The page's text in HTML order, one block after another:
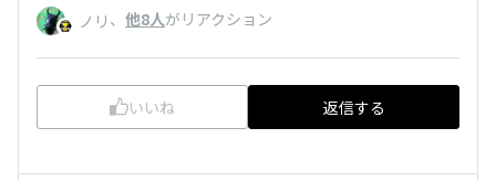
ノリ 、 他8人がリアクション
いいね 返信する